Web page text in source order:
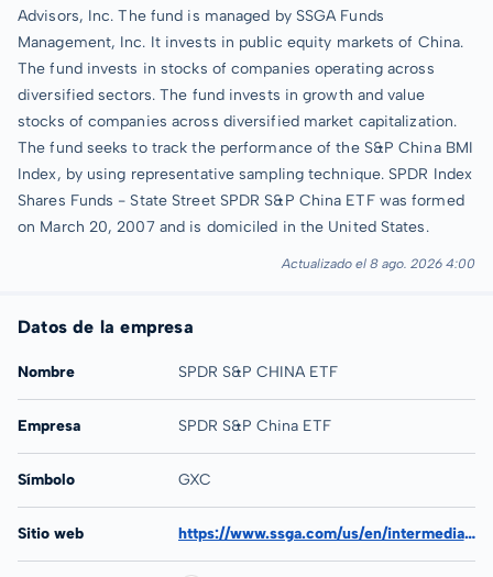
Advisors, Inc. The fund is managed by SSGA Funds
Management, Inc. It invests in public equity markets of China.
The fund invests in stocks of companies operating across
diversified sectors. The fund invests in growth and value
stocks of companies across diversified market capitalization.
The fund seeks to track the performance of the S&P China BMI
Index, by using representative sampling technique. SPDR Index
Shares Funds - State Street SPDR S&P China ETF was formed
on March 20, 2007 and is domiciled in the United States.
Actualizado el 8 ago. 2026 4:00
Datos de la empresa
Nombre SPDR S&P CHINA ETF
Empresa SPDR S&P China ETF
Símbolo GXC
Sitio web https://www.ssga.com/us/en/intermediary/etfs/spdr-sp-china-etf-gxc